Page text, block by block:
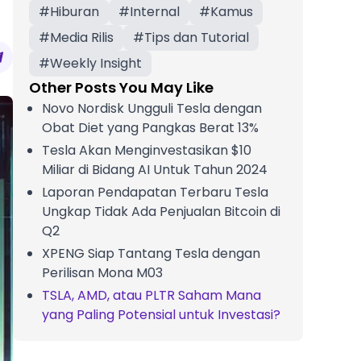
#Hiburan #Internal #Kamus
#Media Rilis #Tips dan Tutorial
#Weekly Insight
Other Posts You May Like
Novo Nordisk Ungguli Tesla dengan
Obat Diet yang Pangkas Berat 13%
Tesla Akan Menginvestasikan $10
Miliar di Bidang AI Untuk Tahun 2024
Laporan Pendapatan Terbaru Tesla
Ungkap Tidak Ada Penjualan Bitcoin di
Q2
XPENG Siap Tantang Tesla dengan
Perilisan Mona M03
TSLA, AMD, atau PLTR Saham Mana
yang Paling Potensial untuk Investasi?